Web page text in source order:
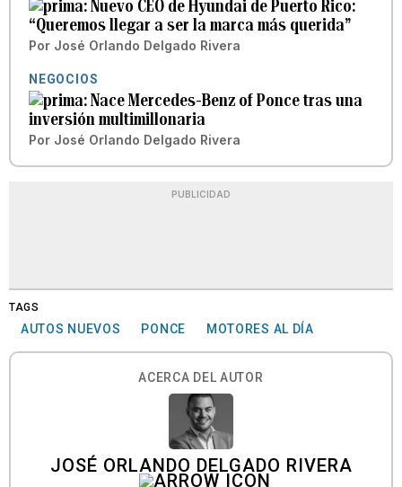
Nuevo CEO de Hyundai de Puerto Rico:
“Queremos llegar a ser la marca más querida”
Por José Orlando Delgado Rivera
NEGOCIOS
Nace Mercedes-Benz of Ponce tras una
inversión multimillonaria
Por José Orlando Delgado Rivera
PUBLICIDAD
TAGS
AUTOS NUEVOS PONCE MOTORES AL DÍA
ACERCA DEL AUTOR
JOSÉ ORLANDO DELGADO RIVERA